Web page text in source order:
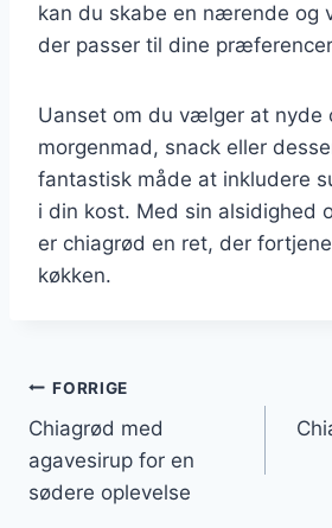
kan du skabe en nærende og
der passer til dine
Uanset om du vælger at nyde
morgenmad, snack eller
fantastisk måde at inkludere
i din kost. Med sin alsidighed
er chiagrød en ret, der
køkken.
Indlægsnavigation
FORRIGE
Chiagrød med
agavesirup for en
sødere oplevelse